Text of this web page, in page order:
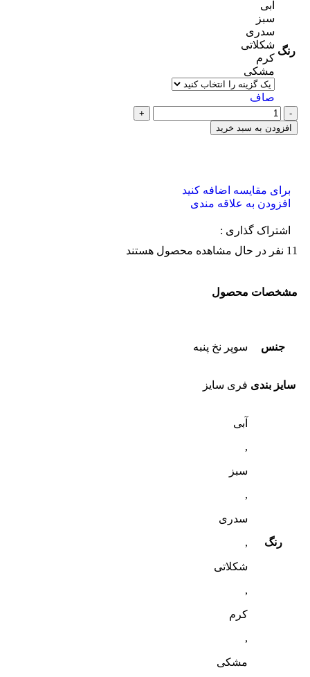
رنگ
آبی
سبز
سدری
شکلاتی
کرم
مشکی
صاف
افزودن به سبد خرید
برای مقایسه اضافه کنید
افزودن به علاقه مندی
اشتراک گذاری :
11 نفر در حال مشاهده محصول هستند
مشخصات محصول
جنس سوپر نخ پنبه
سایز بندی فری سایز
رنگ
آبی
,
سبز
,
سدری
,
شکلاتی
,
کرم
,
مشکی